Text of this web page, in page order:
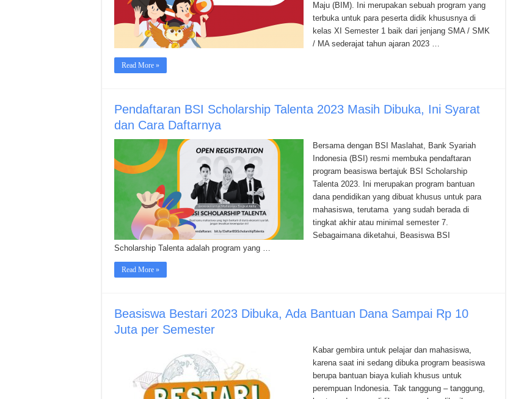
Maju (BIM). Ini merupakan sebuah program yang
terbuka untuk para peserta didik khususnya di
kelas XI Semester 1 baik dari jenjang SMA / SMK
/ MA sederajat tahun ajaran 2023 …
Read More »
Pendaftaran BSI Scholarship Talenta 2023 Masih Dibuka, Ini Syarat
dan Cara Daftarnya
Bersama dengan BSI Maslahat, Bank Syariah
Indonesia (BSI) resmi membuka pendaftaran
program beasiswa bertajuk BSI Scholarship
Talenta 2023. Ini merupakan program bantuan
dana pendidikan yang dibuat khusus untuk para
mahasiswa, terutama yang sudah berada di
tingkat akhir atau minimal semester 7.
Sebagaimana diketahui, Beasiswa BSI
Scholarship Talenta adalah program yang …
Read More »
Beasiswa Bestari 2023 Dibuka, Ada Bantuan Dana Sampai Rp 10
Juta per Semester
Kabar gembira untuk pelajar dan mahasiswa,
karena saat ini sedang dibuka program beasiswa
berupa bantuan biaya kuliah khusus untuk
perempuan Indonesia. Tak tanggung – tanggung,